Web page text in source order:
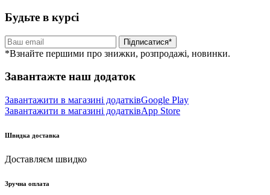
Будьте в курсі
Підписатися*
*Взнайте першими про знижки, розпродажі, новинки.
Завантажте наш додаток
Завантажити в магазині додатківGoogle Play
Завантажити в магазині додатківApp Store
Швидка доставка
Доставляєм швидко
Зручна оплата